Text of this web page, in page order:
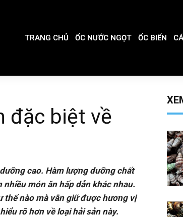
TRANG CHỦ ỐC NƯỚC NGỌT ỐC BIỂN
đặc biệt về
cao. Hàm lượng dưỡng chất
món ăn hấp dẫn khác nhau.
thế nào mà vẫn giữ được hương vị
rõ hơn về loại hải sản này.